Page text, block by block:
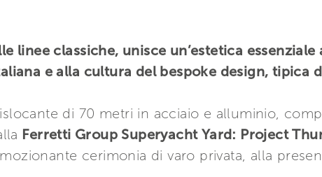
linee classiche, unisce un’estetica essenziale
e alla cultura del bespoke design, tipica
di 70 metri in acciaio e alluminio,
Ferretti Group Superyacht Yard: Project
cerimonia di varo privata, alla